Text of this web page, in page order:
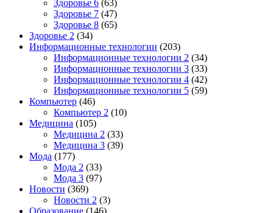
Здоровье 6 (63)
Здоровье 7 (47)
Здоровье 8 (65)
Здоровье 2 (34)
Информационные технологии (203)
Информационные технологии 2 (34)
Информационные технологии 3 (33)
Информационные технологии 4 (42)
Информационные технологии 5 (59)
Компьютер (46)
Компьютер 2 (10)
Медицина (105)
Медицина 2 (33)
Медицина 3 (39)
Мода (177)
Мода 2 (33)
Мода 3 (97)
Новости (369)
Новости 2 (3)